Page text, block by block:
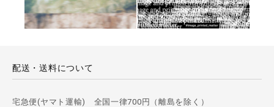
配送・送料について
宅急便(ヤマト運輸) 全国一律700円（離島を除く）